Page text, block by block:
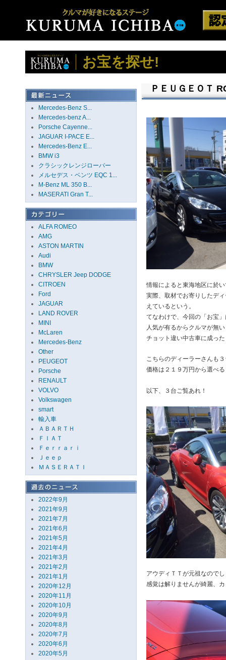
お宝を探せ!
Mercedes-Benz S...
Mercedes-benz A...
Porsche Cayenne...
JAGUAR I-PACE E...
Mercedes-Benz E...
BMW i3
クラシックレンジローバー
メルセデス・ベンツ EQC 1...
M-Benz ML 350 B...
MASERATI Gran T...
ALFA ROMEO
AMG
ASTON MARTIN
Audi
BMW
CHRYSLER Jeep DODGE
CITROEN
Ford
JAGUAR
LAND ROVER
MINI
McLaren
Mercedes-Benz
Other
PEUGEOT
Porsche
RENAULT
VOLVO
Volkswagen
smart
輸入車
ＡＢＡＲＴＨ
ＦＩＡＴ
Ｆｅｒｒａｒｉ
Ｊｅｅｐ
ＭＡＳＥＲＡＴＩ
2022年9月
2021年9月
2021年7月
2021年6月
2021年5月
2021年4月
2021年3月
2021年2月
2021年1月
2020年12月
2020年11月
2020年10月
2020年9月
2020年8月
2020年7月
2020年6月
2020年5月
ＰＥＵＧＥＯＴ
情報によると東海地区に於
実際、取材でお寄りしたデ
えているという。
てなわけで、今回の「お宝
人気が有るからクルマが無
チョット違い中古車に成っ
こちらのディーラーさんも
価格は２１９万円から選べ
以下、３台ご覧あれ！
アウディＴＴが元祖なので
感覚は解りませんが綺麗、